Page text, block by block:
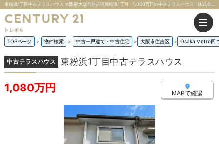
東粉浜1丁目中古テラスハウス 大阪府大阪市住吉区東粉浜1丁目｜1,080万円の中古テラスハウス｜株式会社トレボル
TOPページ 物件検索 中古一戸建て・中古住宅 大阪市住吉区 Osaka Metro四
中古テラスハウス 東粉浜1丁目中古テラスハウス
1,080万円 MAPで確認